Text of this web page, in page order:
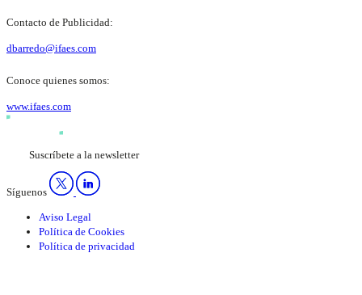
Contacto de Publicidad:
dbarredo@ifaes.com
Conoce quienes somos:
www.ifaes.com
Suscríbete a la newsletter
Síguenos
Aviso Legal
Política de Cookies
Política de privacidad